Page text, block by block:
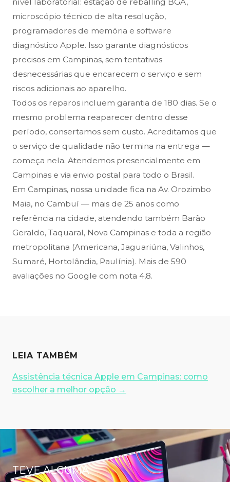
microscópio técnico de alta resolução,
programadores de memória e software
diagnóstico Apple. Isso garante diagnósticos
precisos em Campinas, sem tentativas
desnecessárias que encarecem o serviço e sem
riscos adicionais ao aparelho.
Todos os reparos incluem garantia de 180 dias. Se o
mesmo problema reaparecer dentro desse
período, consertamos sem custo. Acreditamos que
o serviço de qualidade não termina na entrega —
começa nela. Atendemos presencialmente em
Campinas e via envio postal para todo o Brasil.
Em Campinas, nossa unidade fica na Av. Orozimbo
Maia, no Cambuí — mais de 25 anos como
referência na cidade, atendendo também Barão
Geraldo, Taquaral, Nova Campinas e toda a região
metropolitana (Americana, Jaguariúna, Valinhos,
Sumaré, Hortolândia, Paulínia). Mais de 590
avaliações no Google com nota 4,8.
LEIA TAMBÉM
Assistência técnica Apple em Campinas: como
escolher a melhor opção →
TEVE ALGUMA